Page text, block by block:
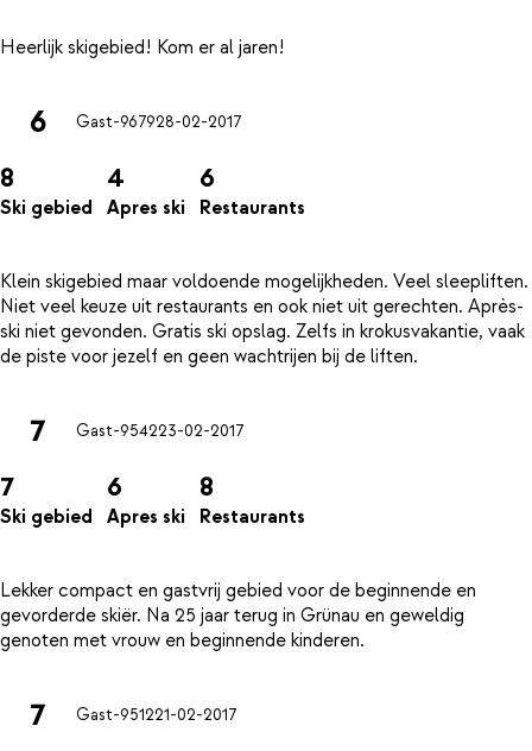
6 Gast-967928-02-2017
8
Ski gebied
4
Apres ski
6
Restaurants
Klein skigebied maar voldoende mogelijkheden. Veel sleepliften.
Niet veel keuze uit restaurants en ook niet uit gerechten. Après-
ski niet gevonden. Gratis ski opslag. Zelfs in krokusvakantie, vaak
7 Gast-954223-02-2017
7
Ski gebied
6
Apres ski
8
Restaurants
Lekker compact en gastvrij gebied voor de beginnende en
gevorderde skiër. Na 25 jaar terug in Grünau en geweldig
7 Gast-951221-02-2017